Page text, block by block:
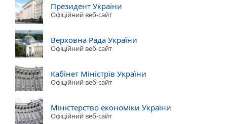
Президент України
Офіційний веб-сайт
Верховна Рада України
Офіційний веб-сайт
Кабінет Міністрів України
Офіційний веб-сайт
Міністерство економіки України
Офіційний веб-сайт